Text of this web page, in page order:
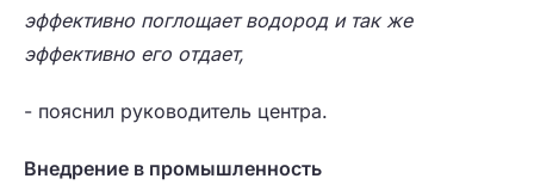
эффективно поглощает водород и так же
эффективно его отдает,
- пояснил руководитель центра.
Внедрение в промышленность